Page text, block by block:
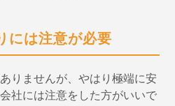
には注意が必要
りませんが、やはり極端に安
社には注意をした方がいいで